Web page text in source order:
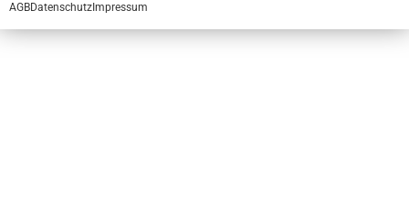
AGBDatenschutz Impressum